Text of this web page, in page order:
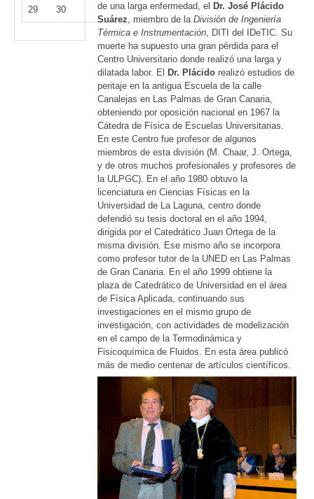
29 30
de una larga enfermedad, el Dr. José Plácido
Suárez, miembro de laDivisión de Ingeniería
Térmica e Instrumentación, DITI del IDeTIC. Su
muerte ha supuesto una gran pérdida para el
Centro Universitario donde realizó una larga y
dilatada labor. El
Dr. Plácido realizó estudios de
peritaje en la antigua Escuela de la calle
Canalejas en Las Palmas de Gran Canaria,
obteniendo por oposición nacional en 1967 la
Cátedra de Física de Escuelas Universitarias.
En este Centro fue profesor de algunos
miembros de esta división (M. Chaar, J. Ortega,
y de otros muchos profesionales y profesores de
la ULPGC). En el año 1980 obtuvo la
licenciatura en Ciencias Físicas en la
Universidad de La Laguna, centro donde
defendió su tesis doctoral en el año 1994,
dirigida por el Catedrático Juan Ortega de la
misma división. Ese mismo año se incorpora
como profesor tutor de la UNED en Las Palmas
de Gran Canaria. En el año 1999 obtiene la
plaza de Catedrático de Universidad en el área
de Física Aplicada, continuando sus
investigaciones en el mismo grupo de
investigación, con actividades de modelización
en el campo de la Termodinámica y
Fisicoquímica de Fluidos. En esta área publicó
más de medio centenar de artículos científicos.